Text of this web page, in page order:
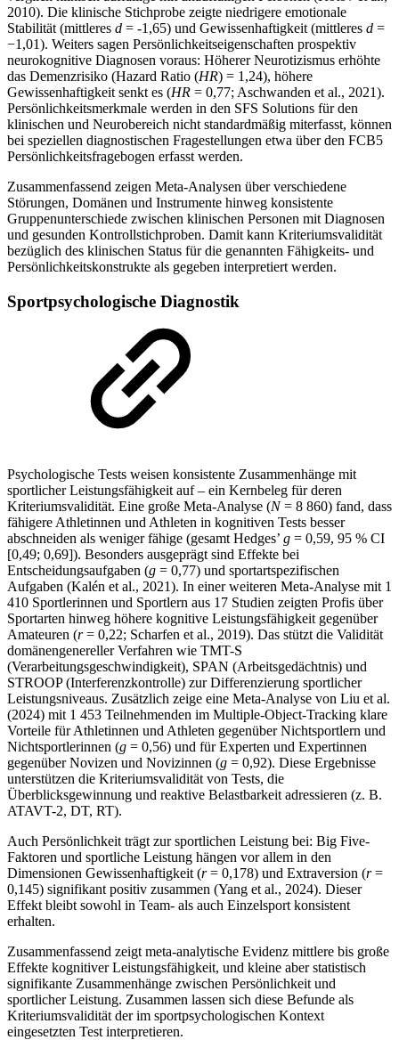
2010). Die klinische Stichprobe zeigte niedrigere emotionale
Stabilität (mittleres d = -1,65) und Gewissenhaftigkeit (mittleres d =
−1,01). Weiters sagen Persönlichkeitseigenschaften prospektiv
neurokognitive Diagnosen voraus: Höherer Neurotizismus erhöhte
das Demenzrisiko (Hazard Ratio (HR) = 1,24), höhere
Gewissenhaftigkeit senkt es (HR = 0,77; Aschwanden et al., 2021).
Persönlichkeitsmerkmale werden in den SFS Solutions für den
klinischen und Neurobereich nicht standardmäßig miterfasst, können
bei speziellen diagnostischen Fragestellungen etwa über den FCB5
Persönlichkeitsfragebogen erfasst werden.
Zusammenfassend zeigen Meta-Analysen über verschiedene
Störungen, Domänen und Instrumente hinweg konsistente
Gruppenunterschiede zwischen klinischen Personen mit Diagnosen
und gesunden Kontrollstichproben. Damit kann Kriteriumsvalidität
bezüglich des klinischen Status für die genannten Fähigkeits- und
Persönlichkeitskonstrukte als gegeben interpretiert werden.
Sportpsychologische Diagnostik
Psychologische Tests weisen konsistente Zusammenhänge mit
sportlicher Leistungsfähigkeit auf – ein Kernbeleg für deren
Kriteriumsvalidität. Eine große Meta-Analyse (N= 8 860) fand, dass
fähigere Athletinnen und Athleten in kognitiven Tests besser
abschneiden als weniger fähige (gesamt Hedges’ g = 0,59, 95 % CI
[0,49; 0,69]). Besonders ausgeprägt sind Effekte bei
Entscheidungsaufgaben (g = 0,77) und sportartspezifischen
Aufgaben (Kalén et al., 2021). In einer weiteren Meta-Analyse mit 1
410 Sportlerinnen und Sportlern aus 17 Studien zeigten Profis über
Sportarten hinweg höhere kognitive Leistungsfähigkeit gegenüber
Amateuren (r= 0,22; Scharfen et al., 2019). Das stützt die Validität
domänengenereller Verfahren wie TMT-S
(Verarbeitungsgeschwindigkeit), SPAN (Arbeitsgedächtnis) und
STROOP (Interferenzkontrolle) zur Differenzierung sportlicher
Leistungsniveaus. Zusätzlich zeige eine Meta-Analyse von Liu et al.
(2024) mit 1 453 Teilnehmenden im Multiple-Object-Tracking klare
Vorteile für Athletinnen und Athleten gegenüber Nichtsportlern und
Nichtsportlerinnen (g = 0,56) und für Experten und Expertinnen
gegenüber Novizen und Novizinnen (g = 0,92). Diese Ergebnisse
unterstützen die Kriteriumsvalidität von Tests, die
Überblicksgewinnung und reaktive Belastbarkeit adressieren (z. B.
ATAVT-2, DT, RT).
Auch Persönlichkeit trägt zur sportlichen Leistung bei: Big Five-
Faktoren und sportliche Leistung hängen vor allem in den
Dimensionen Gewissenhaftigkeit (r= 0,178) und Extraversion (r=
0,145) signifikant positiv zusammen (Yang et al., 2024). Dieser
Effekt bleibt sowohl in Team- als auch Einzelsport konsistent
erhalten.
Zusammenfassend zeigt meta-analytische Evidenz mittlere bis große
Effekte kognitiver Leistungsfähigkeit, und kleine aber statistisch
signifikante Zusammenhänge zwischen Persönlichkeit und
sportlicher Leistung. Zusammen lassen sich diese Befunde als
Kriteriumsvalidität der im sportpsychologischen Kontext
eingesetzten Test interpretieren.